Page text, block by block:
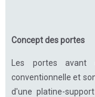
Concept des portes
Les portes avant
conventionnelle et
d'une platine-